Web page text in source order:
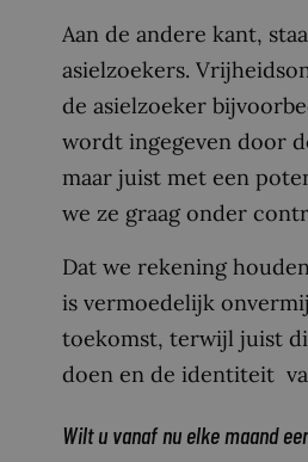
Aan de andere kant,
asielzoekers.
de asielzoeker
wordt ingegeven door
maar juist met een
we ze graag onder
Dat we rekening
is vermoedelijk
toekomst, terwijl juist
doen en de identiteit
Wilt u vanaf nu elke maand